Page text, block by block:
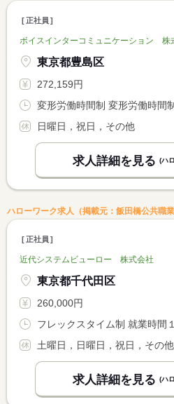
正社員
ボイスインターコミュニケーション 株
東京都豊島区
272,159円
日曜日，祝日，その他
求人詳細を見る (ハ
ハローワーク求人（掲載元：飯田橋公共職業
正社員
近代システムビューロー 株式会社
東京都千代田区
260,000円
フレックスタイム制 就業時間
土曜日，日曜日，祝日，その他
求人詳細を見る (ハ